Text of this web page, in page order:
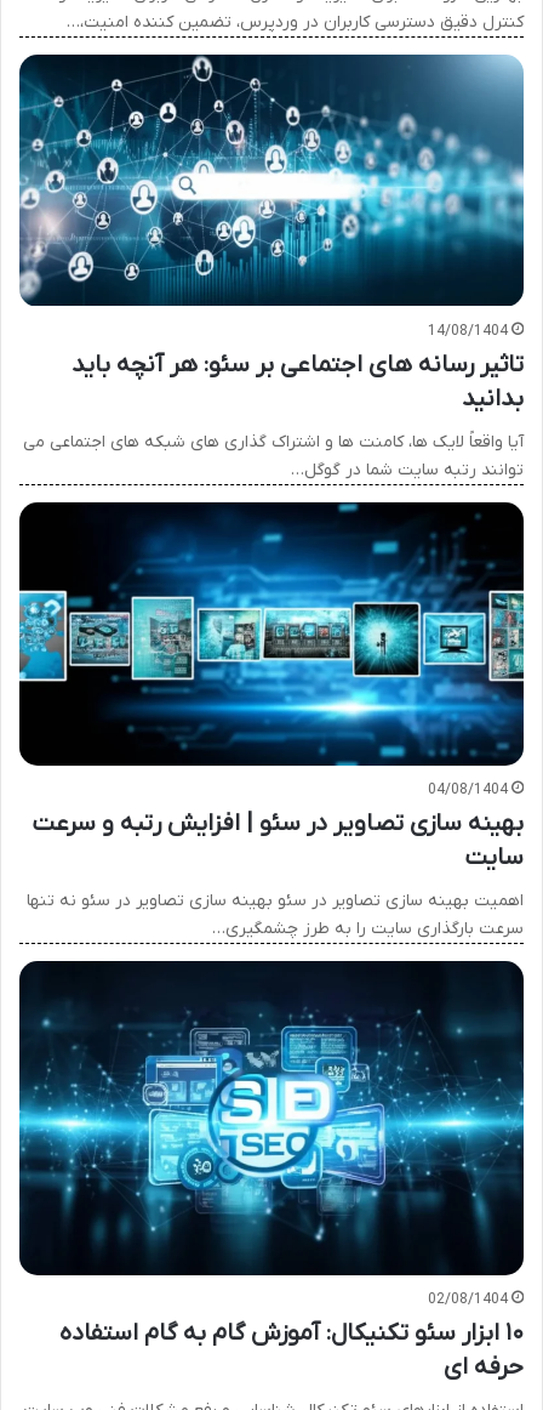
کنترل دقیق دسترسی کاربران در وردپرس، تضمین کننده امنیت،…
14/08/1404
تاثیر رسانه های اجتماعی بر سئو: هر آنچه باید
بدانید
آیا واقعاً لایک ها، کامنت ها و اشتراک گذاری های شبکه های اجتماعی می
توانند رتبه سایت شما در گوگل…
04/08/1404
بهینه سازی تصاویر در سئو | افزایش رتبه و سرعت
سایت
اهمیت بهینه سازی تصاویر در سئو بهینه سازی تصاویر در سئو نه تنها
سرعت بارگذاری سایت را به طرز چشمگیری…
02/08/1404
۱۰ ابزار سئو تکنیکال: آموزش گام به گام استفاده
حرفه ای